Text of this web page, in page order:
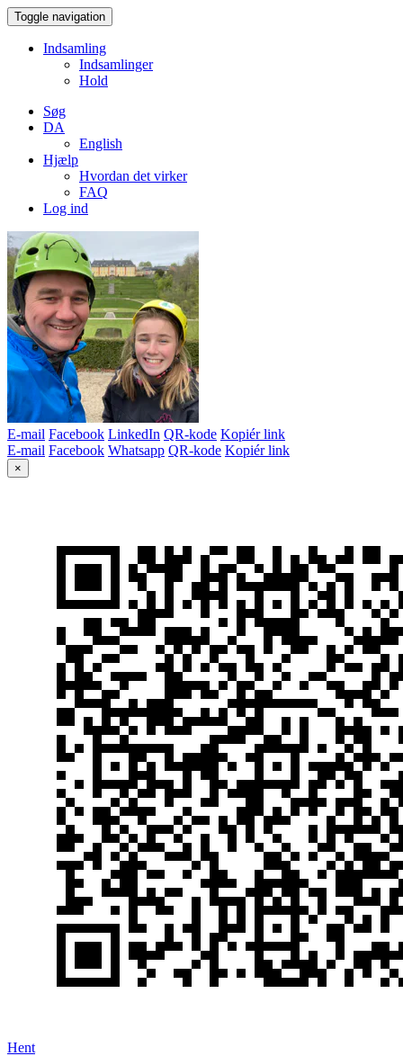
Toggle navigation
Indsamling
Indsamlinger
Hold
Søg
DA
English
Hjælp
Hvordan det virker
FAQ
Log ind
E-mail Facebook LinkedIn QR-kode Kopiér link
E-mail Facebook Whatsapp QR-kode Kopiér link
×
Hent